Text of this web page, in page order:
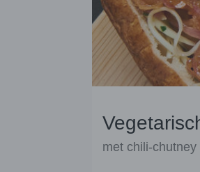
met chili-